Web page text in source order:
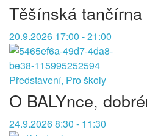
Těšínská tančírna
20.9.2026 17:00 - 21:00
Představení, Pro školy
O BALYnce,
24.9.2026 8:30 - 11:30